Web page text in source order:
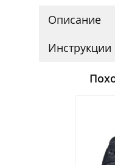
Описание
Инструкции